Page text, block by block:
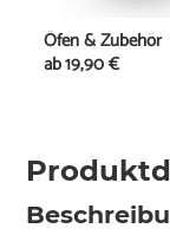
Öfen & Zubehör
ab19,90 €